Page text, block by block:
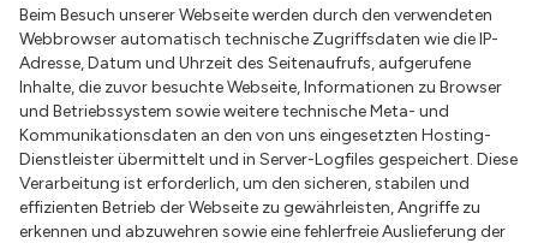
Beim Besuch unserer Webseite werden durch den verwendeten
Webbrowser automatisch technische Zugriffsdaten wie die IP-
Adresse, Datum und Uhrzeit des Seitenaufrufs, aufgerufene
Inhalte, die zuvor besuchte Webseite, Informationen zu Browser
und Betriebssystem sowie weitere technische Meta- und
Kommunikationsdaten an den von uns eingesetzten Hosting-
Dienstleister übermittelt und in Server-Logfiles gespeichert. Diese
Verarbeitung ist erforderlich, um den sicheren, stabilen und
effizienten Betrieb der Webseite zu gewährleisten, Angriffe zu
erkennen und abzuwehren sowie eine fehlerfreie Auslieferung der